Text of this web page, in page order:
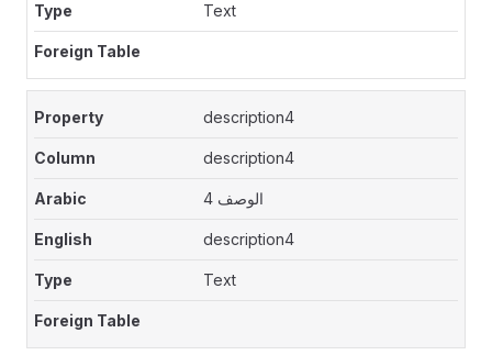
Text
description4
description4
الوصف 4
description4
Text